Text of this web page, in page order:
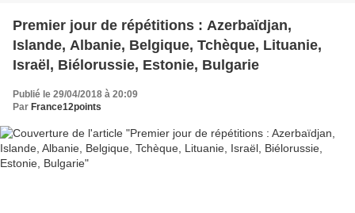
Premier jour de répétitions : Azerbaïdjan,
Islande, Albanie, Belgique, Tchèque, Lituanie,
Israël, Biélorussie, Estonie, Bulgarie
Publié le 29/04/2018 à 20:09
Par France12points